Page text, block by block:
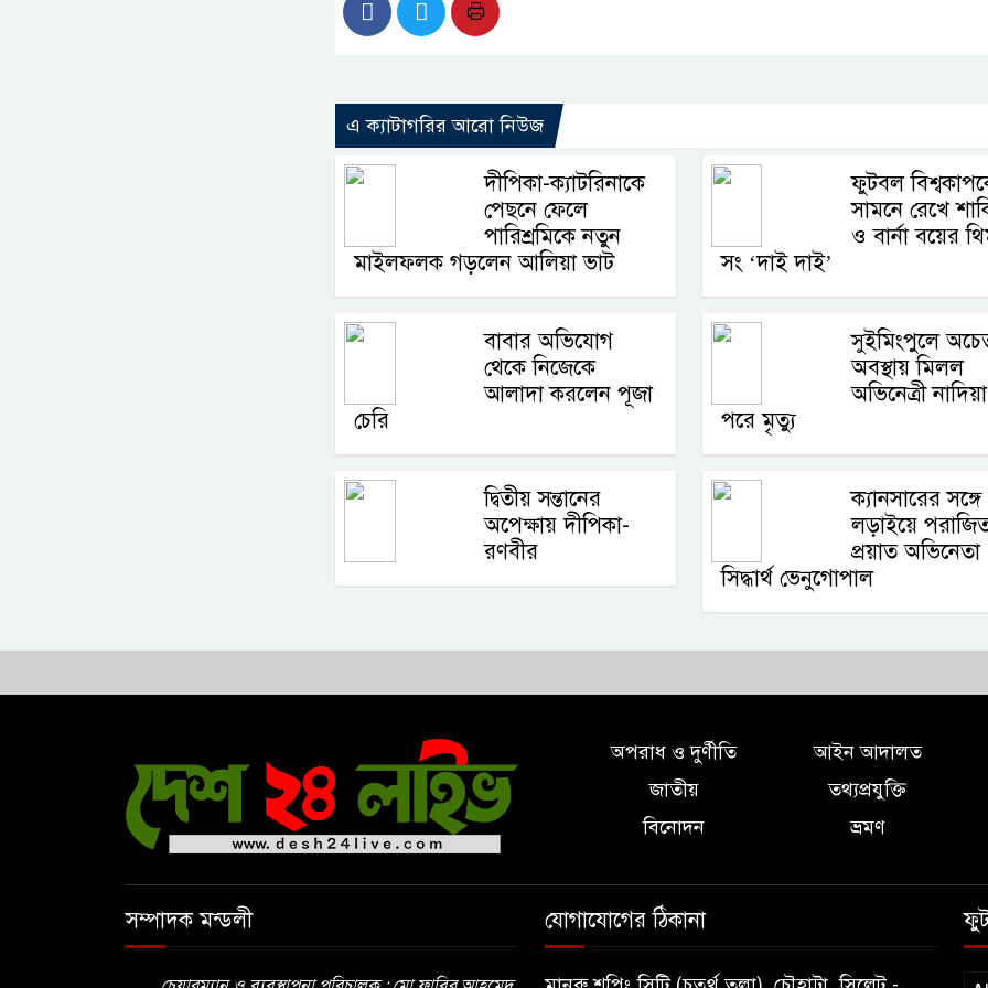
এ ক্যাটাগরির আরো নিউজ
দীপিকা-ক্যাটরিনাকে
পেছনে ফেলে
পারিশ্রমিকে নতুন
মাইলফলক গড়লেন আলিয়া ভাট
ফুটবল
সামনে রেখে
ও বার্না বয়ের
সং ‘দাই দাই’
বাবার অভিযোগ
থেকে নিজেকে
আলাদা করলেন পূজা
চেরি
সুইমিংপুলে
অবস্থায় মিলল
অভিনেত্রী
পরে মৃত্যু
দ্বিতীয় সন্তানের
অপেক্ষায় দীপিকা-
রণবীর
ক্যানসারের সঙ্গে
লড়াইয়ে
প্রয়াত অভিনেতা
সিদ্ধার্থ ভেনুগোপাল
অপরাধ ও দুর্ণীতি আইন আদালত
জাতীয়
তথ্যপ্রযুক্তি
বিনোদন
ভ্রমণ
সম্পাদক মন্ডলী যোগাযোগের ঠিকানা